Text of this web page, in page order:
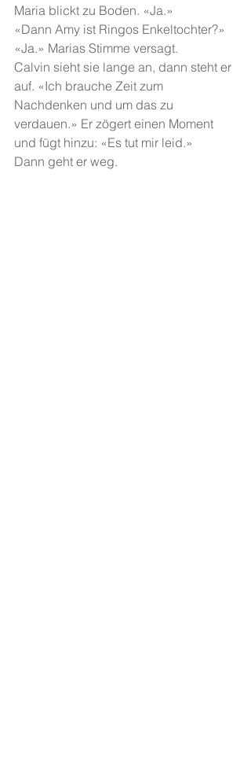
Maria blickt zu Boden. «Ja.»
«Dann Amy ist Ringos Enkeltochter?»
«Ja.» Marias Stimme versagt.
Calvin sieht sie lange an, dann steht er
auf. «Ich brauche Zeit zum
Nachdenken und um das zu
verdauen.» Er zögert einen Moment
und fügt hinzu: «Es tut mir leid.»
Dann geht er weg.